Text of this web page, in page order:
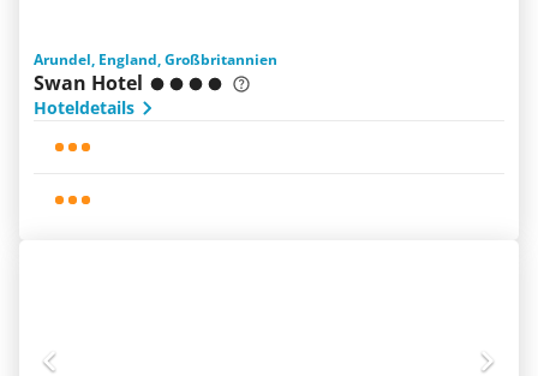
Arundel, England, Großbritannien
Swan Hotel
Hoteldetails